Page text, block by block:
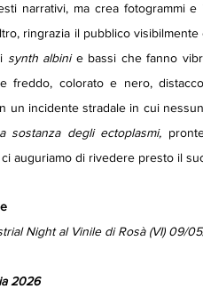
narrativi, ma crea fotogrammi
ringrazia il pubblico
synth albini e bassi che fanno
freddo, colorato e nero,
un incidente stradale in cui
sostanza degli ectoplasmi,
auguriamo di rivedere presto il
Night al Vinile di Rosà (VI) 09/
2026